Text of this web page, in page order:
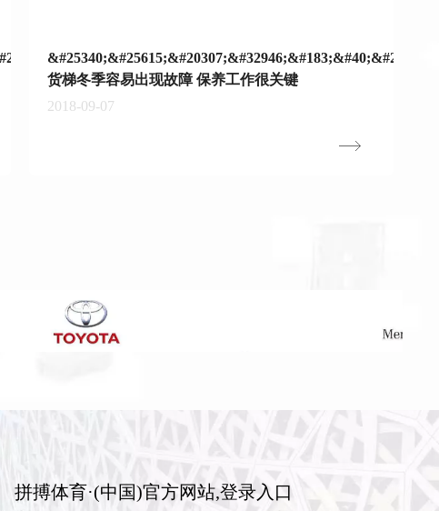
货梯冬季容易出现故障 保养工作很关键
2018-09-07
拼搏体育·(中国)官方网站,登录入口